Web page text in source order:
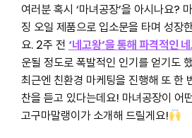
여러분 혹시 ‘마녀공장’을 아시나요?
징 오일 제품으로 입소문을 타며 성장
요. 2주 전 ‘네고왕’을 통해 파격적인
운될 정도로 폭발적인 인기를 얻기도
최근엔 친환경 마케팅을 진행해 또 한
찬을 듣고 있다는데요! 마녀공장이 어
고구마말랭이가 소개해 드릴게요!